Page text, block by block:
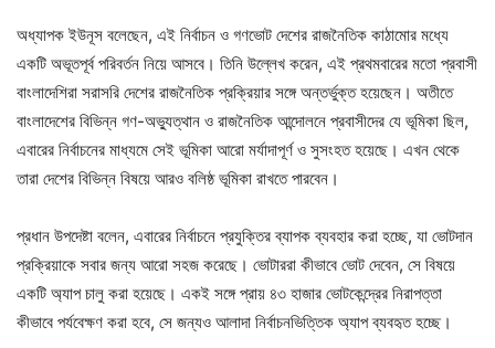
অধ্যাপক ইউনূস বলেছেন, এই নির্বাচন ও গণভোট দেশের রাজনৈতিক কাঠামোর মধ্যে
একটি অভূতপূর্ব পরিবর্তন নিয়ে আসবে। তিনি উল্লেখ করেন, এই প্রথমবারের মতো প্রবাসী
বাংলাদেশিরা সরাসরি দেশের রাজনৈতিক প্রক্রিয়ার সঙ্গে অন্তর্ভুক্ত হয়েছেন। অতীতে
বাংলাদেশের বিভিন্ন গণ-অভ্যুত্থান ও রাজনৈতিক আন্দোলনে প্রবাসীদের যে ভূমিকা ছিল,
এবারের নির্বাচনের মাধ্যমে সেই ভূমিকা আরো মর্যাদাপূর্ণ ও সুসংহত হয়েছে। এখন থেকে
তারা দেশের বিভিন্ন বিষয়ে আরও বলিষ্ঠ ভূমিকা রাখতে পারবেন।
প্রধান উপদেষ্টা বলেন, এবারের নির্বাচনে প্রযুক্তির ব্যাপক ব্যবহার করা হচ্ছে, যা ভোটদান
প্রক্রিয়াকে সবার জন্য আরো সহজ করেছে। ভোটাররা কীভাবে ভোট দেবেন, সে বিষয়ে
একটি অ্যাপ চালু করা হয়েছে। একই সঙ্গে প্রায় ৪৩ হাজার ভোটকেন্দ্রের নিরাপত্তা
কীভাবে পর্যবেক্ষণ করা হবে, সে জন্যও আলাদা নির্বাচনভিত্তিক অ্যাপ ব্যবহৃত হচ্ছে।